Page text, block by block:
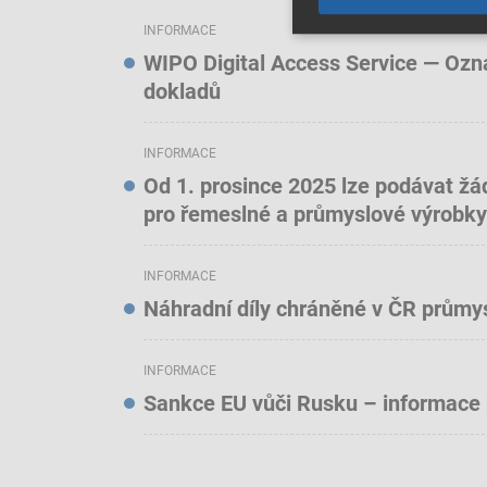
INFORMACE
WIPO Digital Access Service —
dokladů
INFORMACE
Od 1. prosince 2025 lze podávat
pro řemeslné a průmyslové výrobky
INFORMACE
Náhradní díly chráněné v ČR
INFORMACE
Sankce EU vůči Rusku –